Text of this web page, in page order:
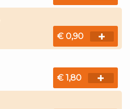
€ 0,90
€ 1,80